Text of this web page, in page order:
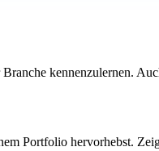
kennenzulernen.
Portfolio hervorhebst.